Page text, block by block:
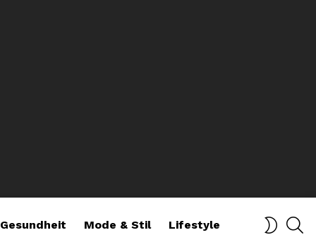
Gesundheit Mode & Stil Lifestyle
SWITCH